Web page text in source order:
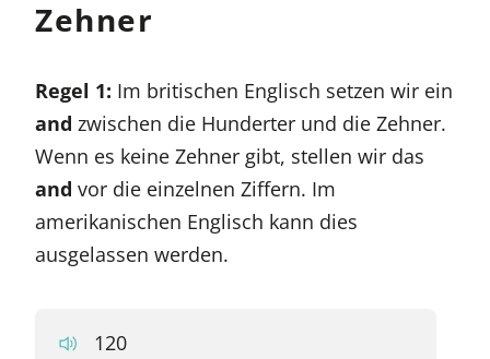
Zehner
Regel 1: Im britischen Englisch setzen wir ein
and zwischen die Hunderter und die Zehner.
Wenn es keine Zehner gibt, stellen wir das
and vor die einzelnen Ziffern. Im
amerikanischen Englisch kann dies
ausgelassen werden.
120